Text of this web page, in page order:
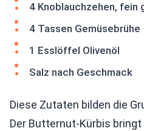
4 Knoblauchzehen, fein
4 Tassen Gemüsebrühe
1 Esslöffel Olivenöl
Salz nach Geschmack
Diese Zutaten bilden die
Der Butternut-Kürbis bringt